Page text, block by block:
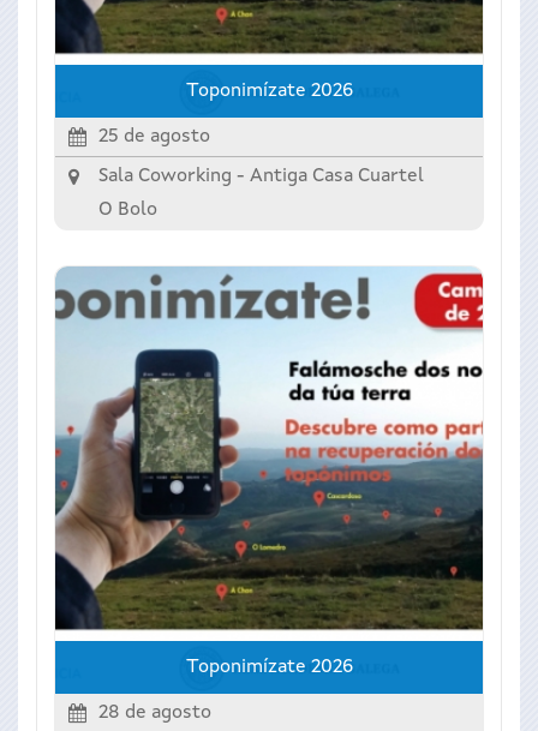
Toponimízate 2026
25 de agosto
Sala Coworking - Antiga Casa Cuartel
O Bolo
Toponimízate 2026
28 de agosto